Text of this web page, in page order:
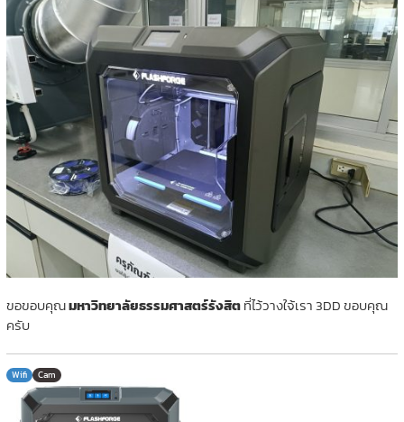
ขอขอบคุณมหาวิทยาลัยธรรมศาสตร์รังสิตที่ไว้วางใจ้เรา 3DD ขอบคุณ
ครับ
Wifi Cam